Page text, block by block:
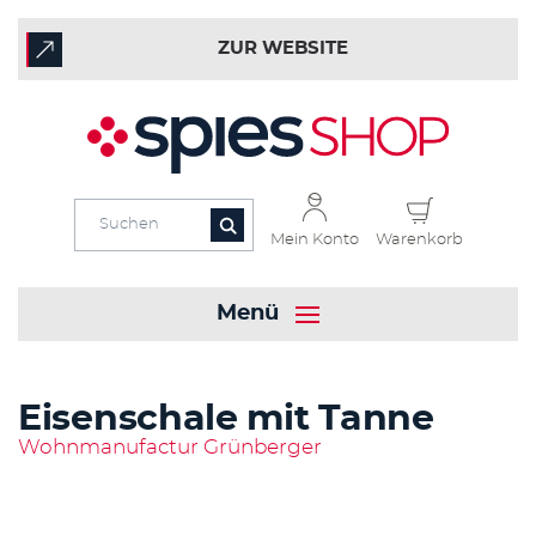
ZUR WEBSITE
Mein Konto Warenkorb
Menü
Eisenschale mit Tanne
Wohnmanufactur Grünberger